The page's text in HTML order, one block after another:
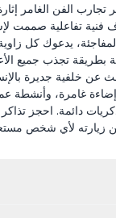
الفن الغامر إثارة
أكثر من 10 غرف فنية
يدعوك كل
بطريقة تجذب
عن خلفية جديرة
إضاءة غامرة،
دائمة. احجز تذاكر
زيارته لأي شخص مستعد